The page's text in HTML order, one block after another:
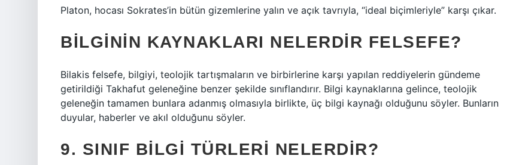
Platon, hocası Sokrates’in bütün gizemlerine yalın ve açık tavrıyla, “ideal biçimleriyle” karşı çıkar.
BILGININ KAYNAKLARI NELERDIR FELSEFE?
Bilakis felsefe, bilgiyi, teolojik tartışmaların ve birbirlerine karşı yapılan reddiyelerin gündeme
getirildiği Takhafut geleneğine benzer şekilde sınıflandırır. Bilgi kaynaklarına gelince, teolojik
geleneğin tamamen bunlara adanmış olmasıyla birlikte, üç bilgi kaynağı olduğunu söyler. Bunların
duyular, haberler ve akıl olduğunu söyler.
9. SINIF BILGI TÜRLERI NELERDIR?